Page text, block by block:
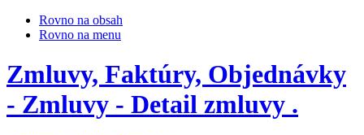
Rovno na obsah
Rovno na menu
Zmluvy, Faktúry, Objednávky
- Zmluvy - Detail zmluvy .